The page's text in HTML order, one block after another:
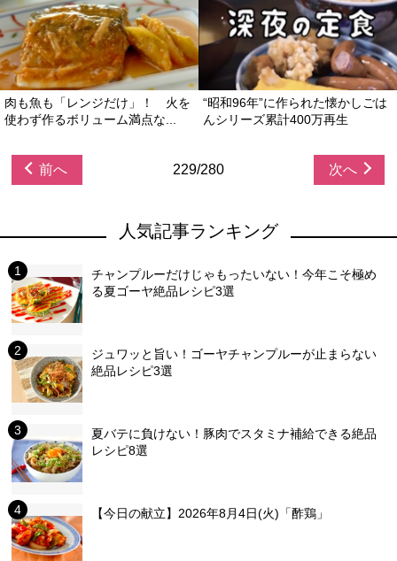
肉も魚も「レンジだけ」！ 火を
使わず作るボリューム満点な...
“昭和96年”に作られた懐かしごは
んシリーズ累計400万再生
前へ 229/280 次へ
人気記事ランキング
チャンプルーだけじゃもったいない！今年こそ極め
る夏ゴーヤ絶品レシピ3選
ジュワッと旨い！ゴーヤチャンプルーが止まらない
絶品レシピ3選
夏バテに負けない！豚肉でスタミナ補給できる絶品
レシピ8選
【今日の献立】2026年8月4日(火)「酢鶏」